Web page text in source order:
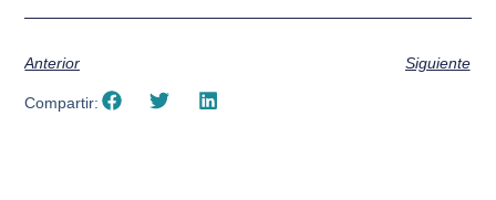
Anterior Siguiente
Compartir: